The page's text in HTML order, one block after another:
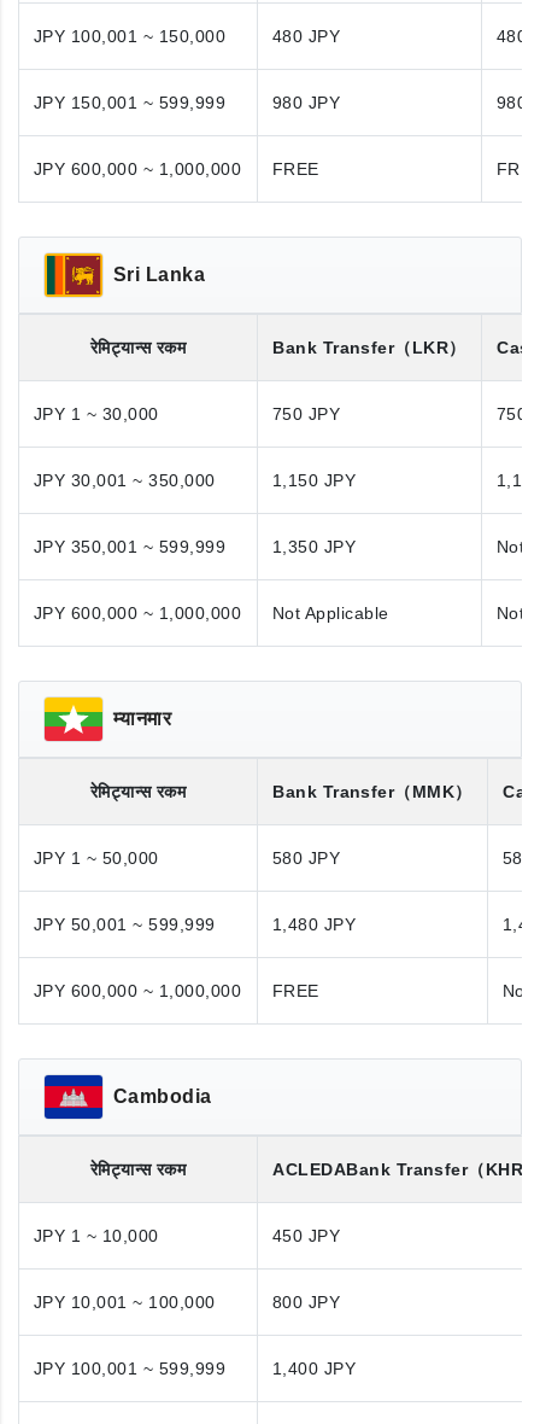
JPY 100,001 ~ 150,000 480 JPY 480
JPY 150,001 ~ 599,999 980 JPY 980
JPY 600,000 ~ 1,000,000 FREE
Sri Lanka
रेमिट्यान्स रकम Bank Transfer（LKR）
JPY 1 ~ 30,000 750 JPY 750
JPY 30,001 ~ 350,000 1,150 JPY
JPY 350,001 ~ 599,999 1,350 JPY Not
JPY 600,000 ~ 1,000,000 Not Applicable Not
म्यानमार
रेमिट्यान्स रकम Bank Transfer（MMK）
JPY 1 ~ 50,000 580 JPY 580
JPY 50,001 ~ 599,999 1,480 JPY
JPY 600,000 ~ 1,000,000 FREE Not
Cambodia
रेमिट्यान्स रकम ACLEDABank Transfer（KHR/
JPY 1 ~ 10,000 450 JPY
JPY 10,001 ~ 100,000 800 JPY
JPY 100,001 ~ 599,999 1,400 JPY